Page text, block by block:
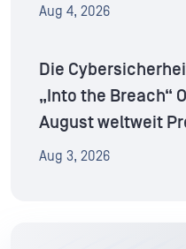
Aug 4, 2026
Die
„Into the Breach“
August weltweit
Aug 3, 2026